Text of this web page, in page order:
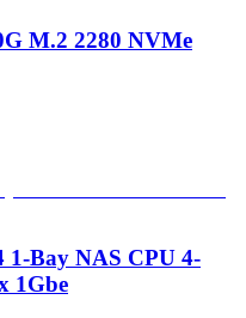
M.2 2280 NVMe
1-Bay NAS CPU 4-
1Gbe